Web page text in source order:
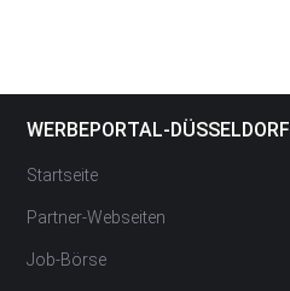
WERBEPORTAL-DÜSSELDORF
Startseite
Partner-Webseiten
Job-Börse